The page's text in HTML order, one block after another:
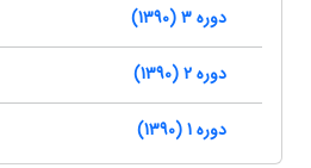
دوره 3 (1390)
دوره 2 (1390)
دوره 1 (1390)